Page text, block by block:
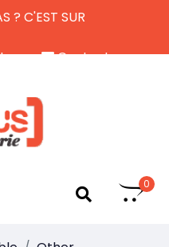
? C'EST SUR
Contactez-nous
0